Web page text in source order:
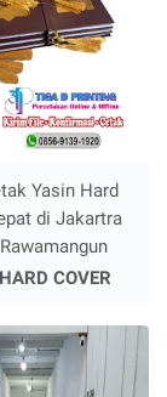
Yasin Hard
di Jakartra
COVER